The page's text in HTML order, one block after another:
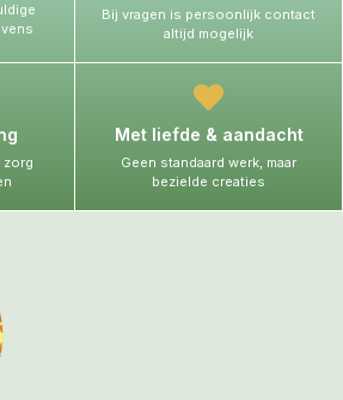
Bij vragen is persoonlijk contact
altijd mogelijk
zorg
Met liefde & aandacht
Geen standaard werk, maar
bezielde creaties